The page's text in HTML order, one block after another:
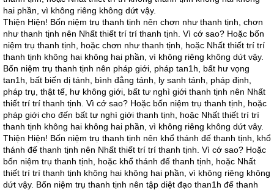
hai phần, vì không riêng không dứt vậy.
Thiện Hiện! Bốn niệm trụ thanh tịnh nên chơn như thanh tịnh, chơn
như thanh tịnh nên Nhất thiết trí trí thanh tịnh. Vì cớ sao? Hoặc bốn
niệm trụ thanh tịnh, hoặc chơn như thanh tịnh, hoặc Nhất thiết trí trí
thanh tịnh không hai không hai phần, vì không riêng không dứt vậy.
Bốn niệm trụ thanh tịnh nên pháp giới, pháp tan1h, bất hư vọng
tan1h, bất biến dị tánh, bình đẳng tánh, ly sanh tánh, pháp định,
pháp trụ, thật tế, hư không giới, bất tư nghì giới thanh tịnh nên Nhất
thiết trí trí thanh tịnh. Vì cớ sao? Hoặc bốn niệm trụ thanh tịnh, hoặc
pháp giới cho đến bất tư nghì giới thanh tịnh, hoặc Nhất thiết trí trí
thanh tịnh không hai không hai phần, vì không riêng không dứt vây.
Thiện Hiện! Bốn niệm trụ thanh tịnh nên khổ thánh đế thanh tịnh, khổ
thánh đế thanh tịnh nên Nhất thiết trí trí thanh tịnh. Vì cớ sao? Hoặc
bốn niệm trụ thanh tịnh, hoặc khổ thánh đế thanh tịnh, hoặc Nhất
thiết trí trí thanh tịnh không hai không hai phần, vì không riêng không
dứt vậy. Bốn niệm trụ thanh tịnh nên tập diệt đạo than1h đế thanh